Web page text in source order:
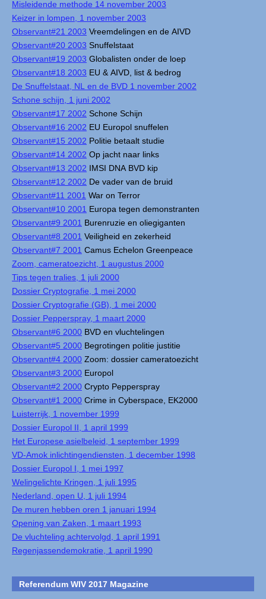
Misleidende methode 14 november 2003
Keizer in lompen, 1 november 2003
Observant#21 2003 Vreemdelingen en de AIVD
Observant#20 2003 Snuffelstaat
Observant#19 2003 Globalisten onder de loep
Observant#18 2003 EU & AIVD, list & bedrog
De Snuffelstaat, NL en de BVD 1 november 2002
Schone schijn, 1 juni 2002
Observant#17 2002 Schone Schijn
Observant#16 2002 EU Europol snuffelen
Observant#15 2002 Politie betaalt studie
Observant#14 2002 Op jacht naar links
Observant#13 2002 IMSI DNA BVD kip
Observant#12 2002 De vader van de bruid
Observant#11 2001 War on Terror
Observant#10 2001 Europa tegen demonstranten
Observant#9 2001 Burenruzie en oliegiganten
Observant#8 2001 Veiligheid en zekerheid
Observant#7 2001 Camus Echelon Greenpeace
Zoom, cameratoezicht, 1 augustus 2000
Tips tegen tralies, 1 juli 2000
Dossier Cryptografie, 1 mei 2000
Dossier Cryptografie (GB), 1 mei 2000
Dossier Pepperspray, 1 maart 2000
Observant#6 2000 BVD en vluchtelingen
Observant#5 2000 Begrotingen politie justitie
Observant#4 2000 Zoom: dossier cameratoezicht
Observant#3 2000 Europol
Observant#2 2000 Crypto Pepperspray
Observant#1 2000 Crime in Cyberspace, EK2000
Luisterrijk, 1 november 1999
Dossier Europol II, 1 april 1999
Het Europese asielbeleid, 1 september 1999
VD-Amok inlichtingendiensten, 1 december 1998
Dossier Europol I, 1 mei 1997
Welingelichte Kringen, 1 juli 1995
Nederland, open U, 1 juli 1994
De muren hebben oren 1 januari 1994
Opening van Zaken, 1 maart 1993
De vluchteling achtervolgd, 1 april 1991
Regenjassendemokratie, 1 april 1990
Referendum WIV 2017 Magazine